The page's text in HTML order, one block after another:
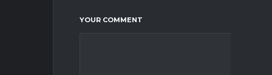
YOUR COMMENT